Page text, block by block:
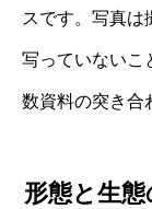
スです。写真は
写っていないこ
数資料の突き合
形態と生